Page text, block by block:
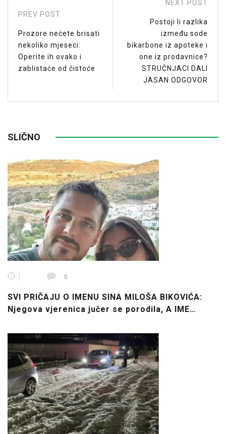
PREV POST
Prozore nećete brisati
nekoliko mjeseci:
Operite ih ovako i
zablistaće od čistoće
NEXT POST
Postoji li razlika
između sode
bikarbone iz apoteke i
one iz prodavnice?
STRUČNJACI DALI
JASAN ODGOVOR
SLIČNO
0
SVI PRIČAJU O IMENU SINA MILOŠA BIKOVIĆA:
Njegova vjerenica jučer se porodila, A IME…